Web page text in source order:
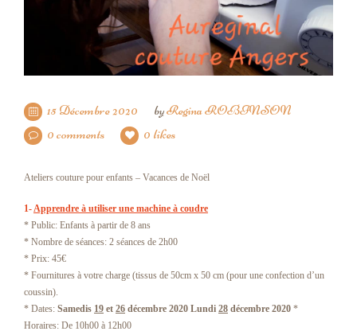
15 Décembre 2020 byRegina ROBINSON
0 comments
0 likes
Ateliers couture pour enfants – Vacances de Noël
1- Apprendre à utiliser une machine à coudre
* Public: Enfants à partir de 8 ans
* Nombre de séances: 2 séances de 2h00
* Prix: 45€
* Fournitures à votre charge (tissus de 50cm x 50 cm (pour une confection d’un
coussin).
* Dates: Samedis 19 et 26 décembre 2020 Lundi 28 décembre 2020 *
Horaires: De 10h00 à 12h00